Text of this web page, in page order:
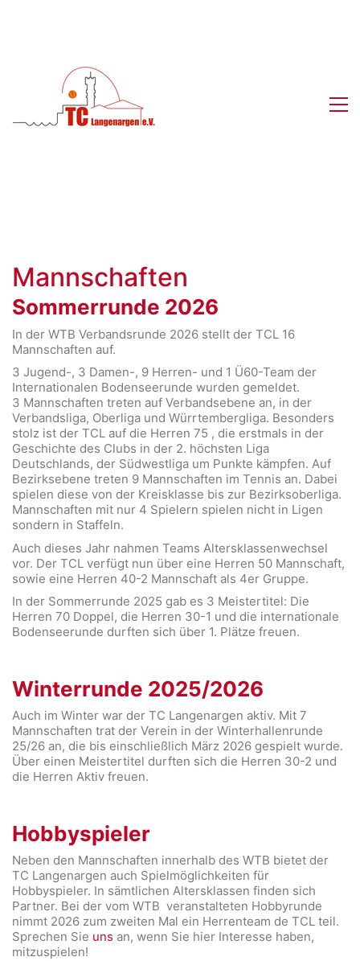
Mannschaften
Sommerrunde 2026
In der WTB Verbandsrunde 2026 stellt der TCL 16
Mannschaften auf.
3 Jugend-, 3 Damen-, 9 Herren- und 1 Ü60-Team der
Internationalen Bodenseerunde wurden gemeldet.
3 Mannschaften treten auf Verbandsebene an, in der
Verbandsliga, Oberliga und Würrtembergliga. Besonders
stolz ist der TCL auf die Herren 75 , die erstmals in der
Geschichte des Clubs in der 2. höchsten Liga
Deutschlands, der Südwestliga um Punkte kämpfen. Auf
Bezirksebene treten 9 Mannschaften im Tennis an. Dabei
spielen diese von der Kreisklasse bis zur Bezirksoberliga.
Mannschaften mit nur 4 Spielern spielen nicht in Ligen
sondern in Staffeln.
Auch dieses Jahr nahmen Teams Altersklassenwechsel
vor. Der TCL verfügt nun über eine Herren 50 Mannschaft,
sowie eine Herren 40-2 Mannschaft als 4er Gruppe.
In der Sommerrunde 2025 gab es 3 Meistertitel: Die
Herren 70 Doppel, die Herren 30-1 und die internationale
Bodenseerunde durften sich über 1. Plätze freuen.
Winterrunde 2025/2026
Auch im Winter war der TC Langenargen aktiv. Mit 7
Mannschaften trat der Verein in der Winterhallenrunde
25/26 an, die bis einschließlich März 2026 gespielt wurde.
Über einen Meistertitel durften sich die Herren 30-2 und
die Herren Aktiv freuen.
Hobbyspieler
Neben den Mannschaften innerhalb des WTB bietet der
TC Langenargen auch Spielmöglichkeiten für
Hobbyspieler. In sämtlichen Altersklassen finden sich
Partner. Bei der vom WTB veranstalteten Hobbyrunde
nimmt 2026 zum zweiten Mal ein Herrenteam de TCL teil.
Sprechen Sie uns an, wenn Sie hier Interesse haben,
mitzuspielen!